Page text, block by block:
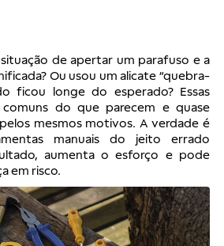
de apertar um parafuso e a
Ou usou um alicate “quebra-
ficou longe do esperado? Essas
comuns do que parecem e quase
mesmos motivos. A verdade é
manuais do jeito errado
aumenta o esforço e pode
em risco.